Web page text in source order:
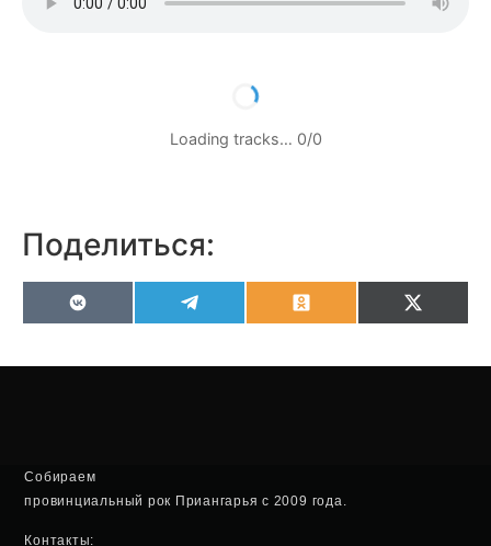
Loading tracks… 0/0
Поделиться:
VK OdnoklassnikiX
Собираем
провинциальный рок Приангарья с 2009 года.
Контакты: